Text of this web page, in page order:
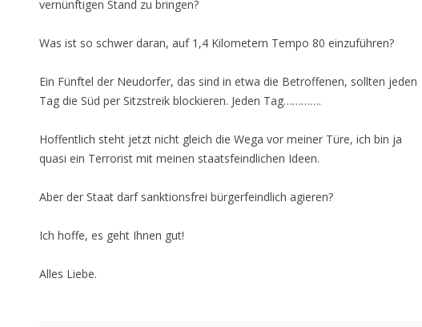
vernünftigen Stand zu bringen?
Was ist so schwer daran, auf 1,4 Kilometern Tempo 80 einzuführen?
Ein Fünftel der Neudorfer, das sind in etwa die Betroffenen, sollten jeden
Tag die Süd per Sitzstreik blockieren. Jeden Tag………….
Hoffentlich steht jetzt nicht gleich die Wega vor meiner Türe, ich bin ja
quasi ein Terrorist mit meinen staatsfeindlichen Ideen.
Aber der Staat darf sanktionsfrei bürgerfeindlich agieren?
Ich hoffe, es geht Ihnen gut!
Alles Liebe.